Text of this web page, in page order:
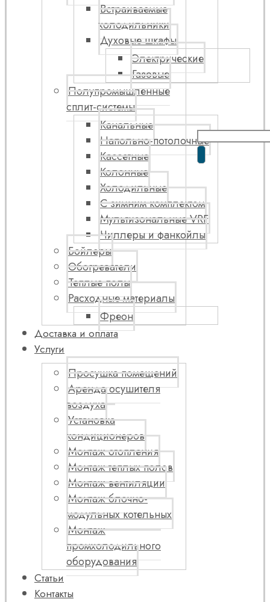
Встраиваемые
холодильники
Духовые шкафы
Электрические
Газовые
Полупромышленные
сплит-системы
Канальные
Напольно-потолочные
Кассетные
Колонные
Холодильные
С зимним комплектом
Мультизональные VRF
Чиллеры и фанкойлы
Бойлеры
Обогреватели
Теплые полы
Расходные материалы
Фреон
Доставка и оплата
Услуги
Просушка помещений
Аренда осушителя
воздуха
Установка
кондиционеров
Монтаж отопления
Монтаж теплых полов
Монтаж вентиляции
Монтаж блочно-
модульных котельных
Монтаж
промхолодильного
оборудования
Статьи
Контакты